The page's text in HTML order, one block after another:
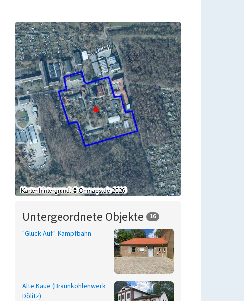
Untergeordnete Objekte 16
"Glück Auf"-Kampfbahn
Alte Kaue (Braunkohlenwerk
Dölitz)